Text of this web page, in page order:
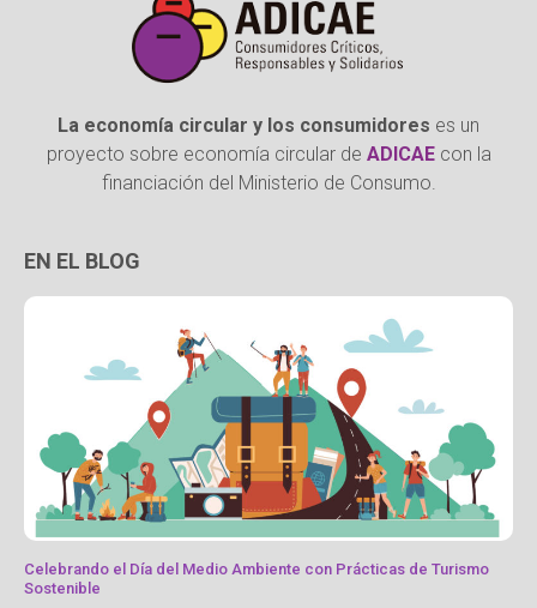
La economía circular y los consumidores es un
proyecto sobre economía circular de ADICAEcon la
financiación del Ministerio de Consumo.
EN EL BLOG
Celebrando el Día del Medio Ambiente con Prácticas de Turismo
Sostenible